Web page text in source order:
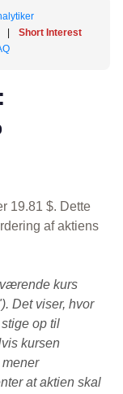
Short Interest
19.81 $. Dette
af aktiens
kurs
Det viser, hvor
op til
kursen
at aktien skal